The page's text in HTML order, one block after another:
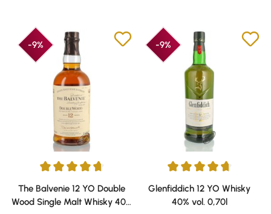
-9%
Durchschnittliche Bewertung von 4.86 von 5 Sternen
The Balvenie 12 YO Double
Wood Single Malt Whisky 40%
-9%
Durchschnittliche Bewertung
Glenfiddich 12 YO Whisky
40% vol. 0,70l